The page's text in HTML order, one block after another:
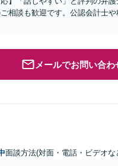
相談も歓迎です。公認会計士
メールでお問い合わ
面談方法(対面・電話・ビデオな